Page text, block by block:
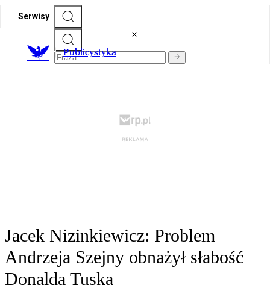
Serwisy
Publicystyka
Jacek Nizinkiewicz: Problem
Andrzeja Szejny obnażył słabość
Donalda Tuska